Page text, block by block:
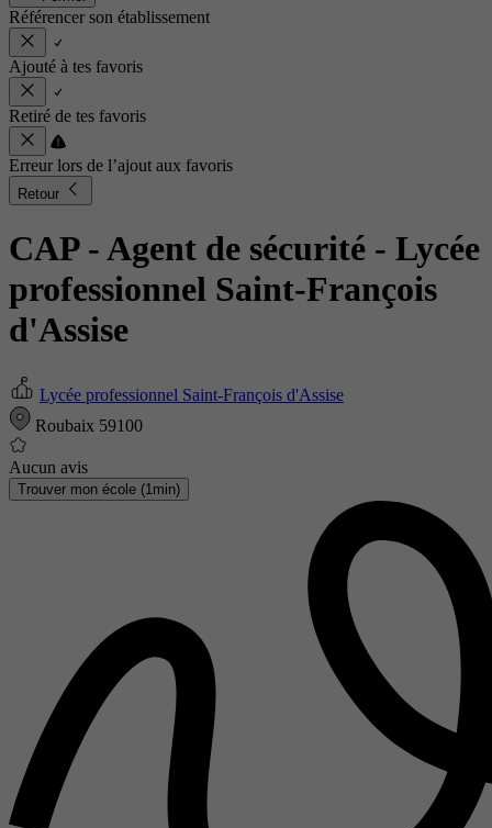
Référencer son établissement
Ajouté à tes favoris
Retiré de tes favoris
Erreur lors de l’ajout aux favoris
Retour
CAP - Agent de sécurité - Lycée
professionnel Saint-François
d'Assise
Lycée professionnel Saint-François d'Assise
Roubaix 59100
Aucun avis
Trouver mon école (1min)